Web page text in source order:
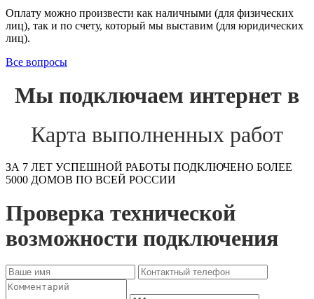
Оплату можно произвести как наличными (для физических
лиц), так и по счету, который мы выставим (для юридических
лиц).
Все вопросы
Мы подключаем интернет в
Карта выполненных работ
ЗА 7 ЛЕТ УСПЕШНОЙ РАБОТЫ ПОДКЛЮЧЕНО БОЛЕЕ
5000 ДОМОВ ПО ВСЕЙ РОССИИ
Проверка технической
возможности подключения